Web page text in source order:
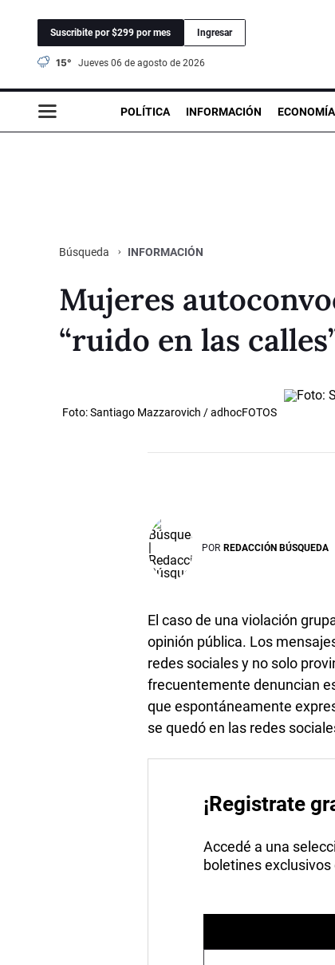
Suscribite por $299 por mes Ingresar
15° jueves 06 de agosto de 2026
POLÍTICA INFORMACIÓN ECONOMÍA
Búsqueda INFORMACIÓN
Mujeres
“ruido en las
Foto: Santiago Mazzarovich / adhocFOTOS
POR REDACCIÓN BÚSQUEDA
El caso de una violación
opinión pública. Los
redes sociales y no solo
frecuentemente denuncian
que espontáneamente
se quedó en las redes
¡Registrate
Accedé a una
boletines exclusivos